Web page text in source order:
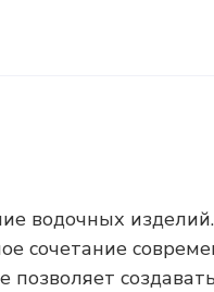
водочных
сочетание
позволяет